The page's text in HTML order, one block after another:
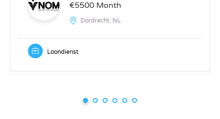
€5500 Month
Dordrecht, NL
Loondienst